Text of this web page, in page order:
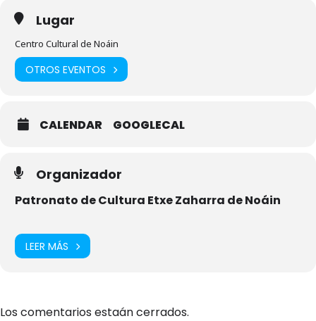
Lugar
Centro Cultural de Noáin
OTROS EVENTOS
CALENDAR GOOGLECAL
Organizador
Patronato de Cultura Etxe Zaharra de Noáin
LEER MÁS
Los comentarios estaán cerrados.